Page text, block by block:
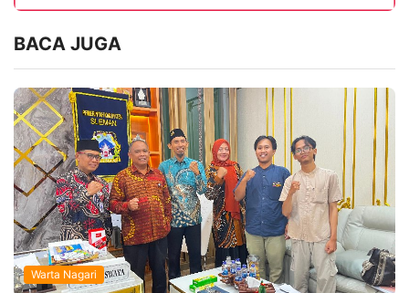
BACA JUGA
Warta Nagari